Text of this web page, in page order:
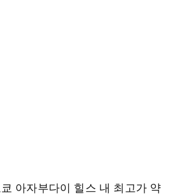
아자부다이 힐스 내 최고가 약